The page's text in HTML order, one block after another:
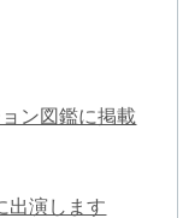
ン図鑑に掲載
出演します